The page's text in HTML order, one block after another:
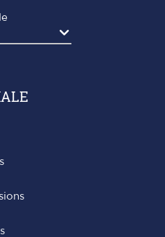
Agrandir